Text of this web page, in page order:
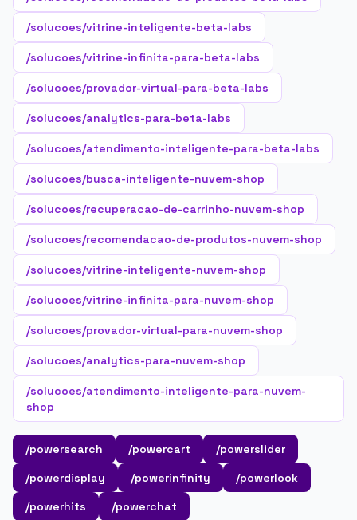
/solucoes/vitrine-inteligente-beta-labs
/solucoes/vitrine-infinita-para-beta-labs
/solucoes/provador-virtual-para-beta-labs
/solucoes/analytics-para-beta-labs
/solucoes/atendimento-inteligente-para-beta-labs
/solucoes/busca-inteligente-nuvem-shop
/solucoes/recuperacao-de-carrinho-nuvem-shop
/solucoes/recomendacao-de-produtos-nuvem-shop
/solucoes/vitrine-inteligente-nuvem-shop
/solucoes/vitrine-infinita-para-nuvem-shop
/solucoes/provador-virtual-para-nuvem-shop
/solucoes/analytics-para-nuvem-shop
/solucoes/atendimento-inteligente-para-nuvem-
shop
/powersearch /powercart
/powerslider
/powerdisplay
/powerinfinity
/powerlook
/powerhits
/powerchat